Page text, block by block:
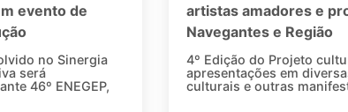
evento de
no Sinergia
será
46º ENEGEP,
artistas amadores e
Navegantes e Região
4º Edição do Projeto
apresentações em
culturais e outras